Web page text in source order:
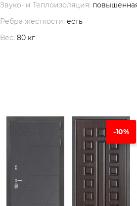
Звуко- и Теплоизоляция:
Ребра жесткости: есть
Вес: 80 кг
-10%